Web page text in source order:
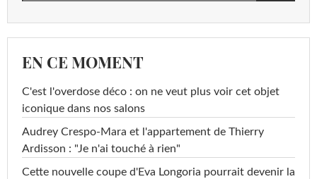
EN CE MOMENT
C'est l'overdose déco : on ne veut plus voir cet objet
iconique dans nos salons
Audrey Crespo-Mara et l'appartement de Thierry
Ardisson : "Je n'ai touché à rien"
Cette nouvelle coupe d'Eva Longoria pourrait devenir la